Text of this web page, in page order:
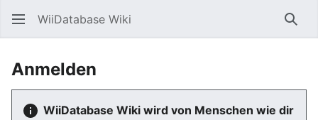
WiiDatabase Wiki
Anmelden
WiiDatabase Wiki wird von Menschen wie dir